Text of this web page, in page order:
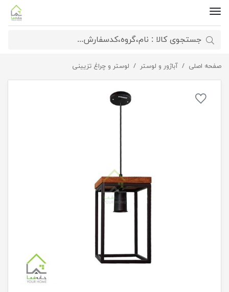
صفحه اصلی آباژور و لوستر لوستر و چراغ تزیینی آویز سقفی مینیمال مستطیل